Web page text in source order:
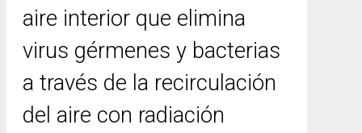
aire interior que elimina
virus gérmenes y bacterias
a través de la recirculación
del aire con radiación